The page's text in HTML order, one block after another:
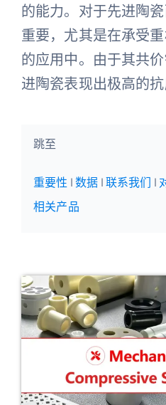
的能力。对于先进陶
重要，尤其是在承受
的应用中。由于其共
进陶瓷表现出极高的抗
跳至
重要性 |数据 |联系我们 |
相关产品